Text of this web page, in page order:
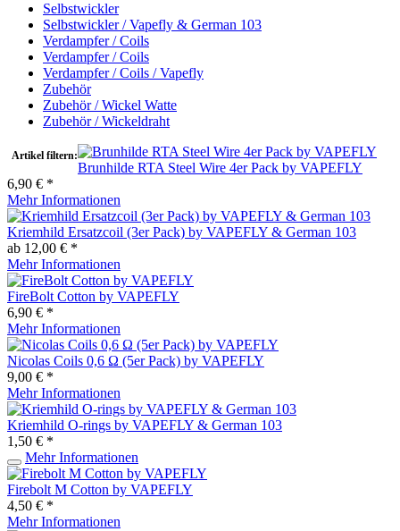
Selbstwickler
Selbstwickler / Vapefly & German 103
Verdampfer / Coils
Verdampfer / Coils
Verdampfer / Coils / Vapefly
Zubehör
Zubehör / Wickel Watte
Zubehör / Wickeldraht
Artikel filtern:
Brunhilde RTA Steel Wire 4er Pack by VAPEFLY
6,90 € *
Mehr Informationen
Kriemhild Ersatzcoil (3er Pack) by VAPEFLY & German 103
ab 12,00 € *
Mehr Informationen
FireBolt Cotton by VAPEFLY
6,90 € *
Mehr Informationen
Nicolas Coils 0,6 Ω (5er Pack) by VAPEFLY
9,00 € *
Mehr Informationen
Kriemhild O-rings by VAPEFLY & German 103
1,50 € *
Mehr Informationen
Firebolt M Cotton by VAPEFLY
4,50 € *
Mehr Informationen